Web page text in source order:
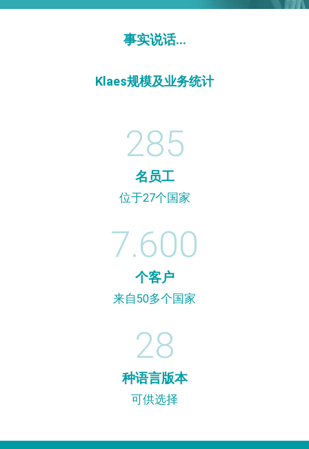
事实说话...
Klaes规模及业务统计
285
名员工
位于27个国家
7.600
个客户
来自50多个国家
28
种语言版本
可供选择